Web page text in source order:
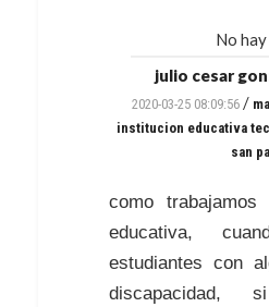
No
julio cesar
2020-03-25 08:09:56 /
institucion educativa
san
como trabajamos
educativa,
estudiantes con
discapacidad,